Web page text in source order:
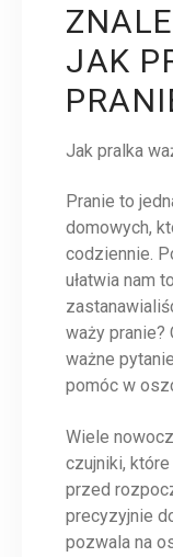
JAK
Jak pralka
Pranie to
domowych,
codziennie.
ułatwia nam
waży pranie?
ważne
pomóc w
Wiele
czujniki,
przed
precyzyjnie
pozwala na